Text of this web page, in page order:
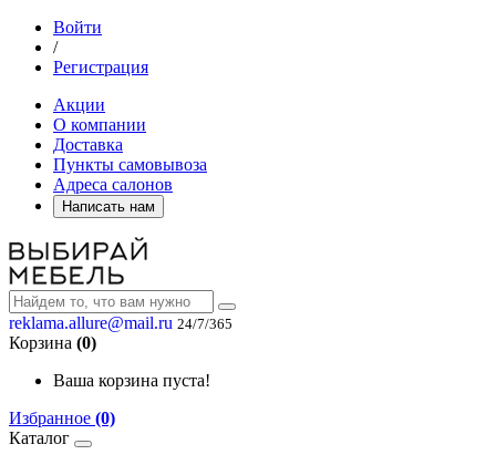
Войти
/
Регистрация
Акции
О компании
Доставка
Пункты самовывоза
Адреса салонов
Написать нам
reklama.allure@mail.ru 24/7/365
Корзина (0)
Ваша корзина пуста!
Избранное (0)
Каталог